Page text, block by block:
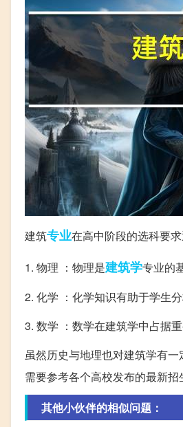
建筑专业在高中阶段的选科要
1. 物理 ：物理是建筑学专业的
2. 化学 ：化学知识有助于学生
3. 数学 ：数学在建筑学中占据
虽然历史与地理也对建筑学有
需要参考各个高校发布的最新
其他小伙伴的相似问题：